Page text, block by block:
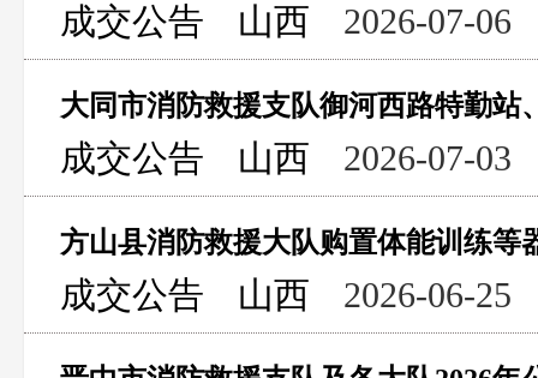
成交公告 山西 2026-07-06
成交公告 山西 2026-07-03
方山县消防救援大队购置体能训练等
成交公告 山西 2026-06-25